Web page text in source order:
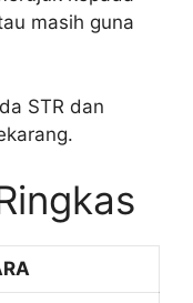
masih guna
STR dan